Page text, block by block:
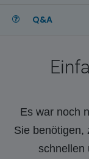
Q&A
Es war noch
Sie benötigen,
schnellen